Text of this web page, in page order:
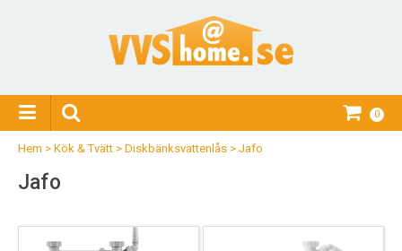
0
Hem > Kök & Tvätt > Diskbänksvattenlås > Jafo
Jafo